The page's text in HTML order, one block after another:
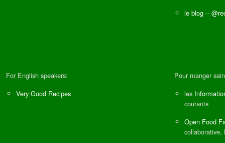
le blog --
For English speakers:
Very Good Recipes
Pour manger
les
courants
Open Food
collaborative,